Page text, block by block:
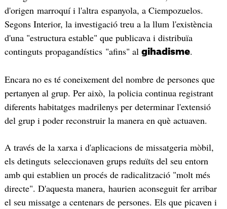
d'origen marroquí i l'altra espanyola, a Ciempozuelos.
Segons Interior, la investigació treu a la llum l'existència
d'una "estructura estable" que publicava i distribuïa
continguts propagandístics "afins" al gihadisme.
Encara no es té coneixement del nombre de persones que
pertanyen al grup. Per això, la policia continua registrant
diferents habitatges madrilenys per determinar l'extensió
del grup i poder reconstruir la manera en què actuaven.
A través de la xarxa i d'aplicacions de missatgeria mòbil,
els detinguts seleccionaven grups reduïts del seu entorn
amb qui establien un procés de radicalització "molt més
directe". D'aquesta manera, haurien aconseguit fer arribar
el seu missatge a centenars de persones. Els que picaven i